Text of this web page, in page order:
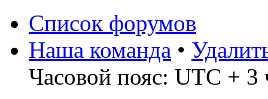
Список форумов
Наша команда •
Часовой пояс: UTC + 3